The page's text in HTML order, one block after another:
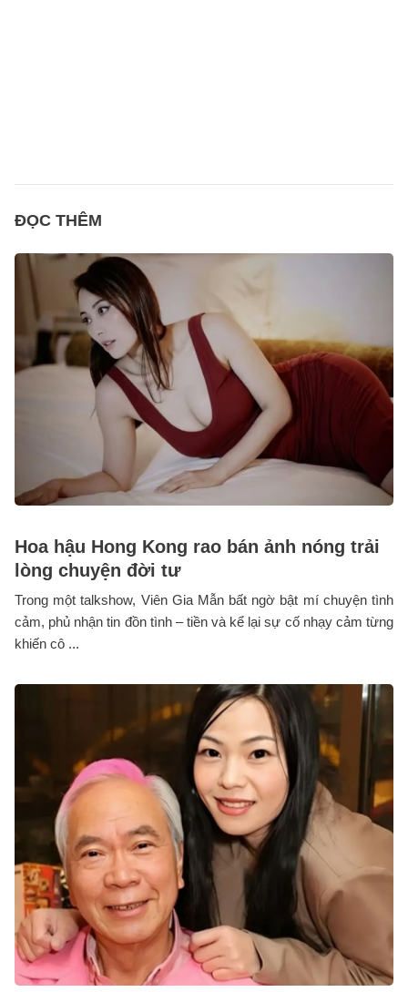
ĐỌC THÊM
Hoa hậu Hong Kong rao bán ảnh nóng trải
lòng chuyện đời tư
Trong một talkshow, Viên Gia Mẫn bất ngờ bật mí chuyện tình
cảm, phủ nhận tin đồn tình – tiền và kể lại sự cố nhạy cảm từng
khiến cô ...